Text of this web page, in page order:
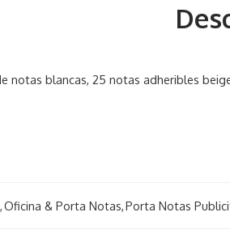
notas blancas, 25 notas adheribles
,Oficina & Porta Notas,Porta Notas